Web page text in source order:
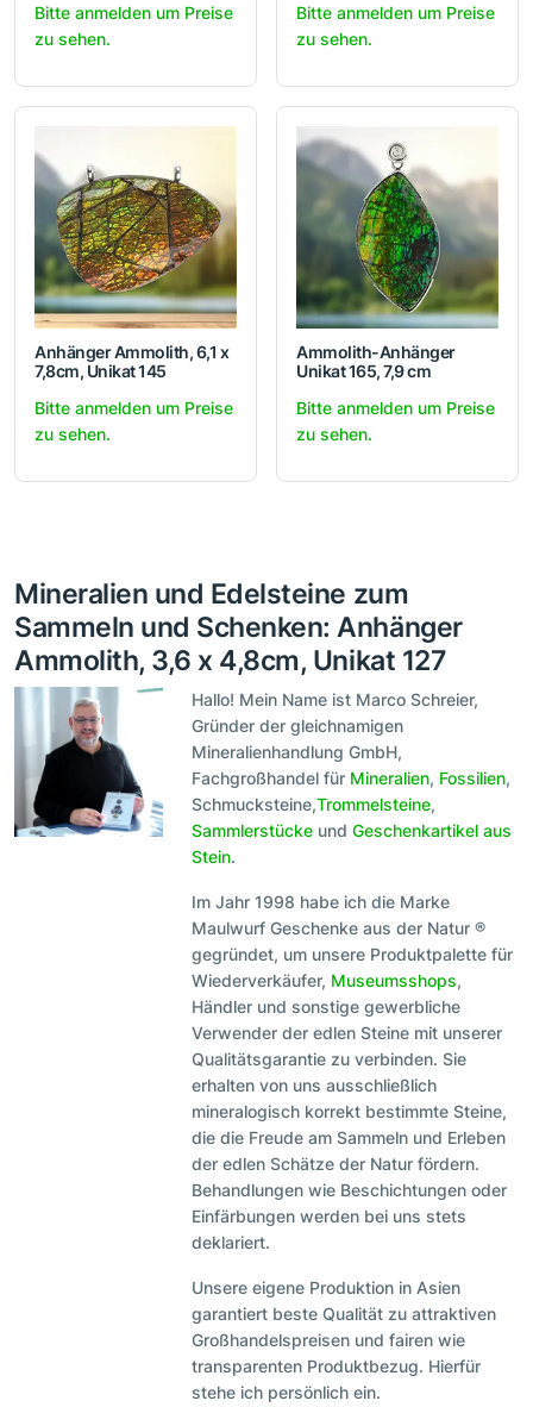
Bitte anmelden um Preise
zu sehen.
Bitte anmelden um Preise
zu sehen.
Anhänger Ammolith, 6,1 x
7,8cm, Unikat 145
Bitte anmelden um Preise
zu sehen.
Ammolith-Anhänger
Unikat 165, 7,9 cm
Bitte anmelden um Preise
zu sehen.
Mineralien und Edelsteine zum
Sammeln und Schenken: Anhänger
Ammolith, 3,6 x 4,8cm, Unikat 127
Hallo! Mein Name ist Marco Schreier,
Gründer der gleichnamigen
Mineralienhandlung GmbH,
Fachgroßhandel für Mineralien, Fossilien,
Schmucksteine,Trommelsteine,
Sammlerstücke undGeschenkartikel aus
Stein.
Im Jahr 1998 habe ich die Marke
Maulwurf Geschenke aus der Natur ®
gegründet, um unsere Produktpalette für
Wiederverkäufer, Museumsshops,
Händler und sonstige gewerbliche
Verwender der edlen Steine mit unserer
Qualitätsgarantie zu verbinden. Sie
erhalten von uns ausschließlich
mineralogisch korrekt bestimmte Steine,
die die Freude am Sammeln und Erleben
der edlen Schätze der Natur fördern.
Behandlungen wie Beschichtungen oder
Einfärbungen werden bei uns stets
deklariert.
Unsere eigene Produktion in Asien
garantiert beste Qualität zu attraktiven
Großhandelspreisen und fairen wie
transparenten Produktbezug. Hierfür
stehe ich persönlich ein.